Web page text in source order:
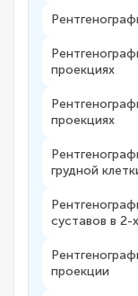
проекциях
проекциях
грудной
суставов в 2-
проекции